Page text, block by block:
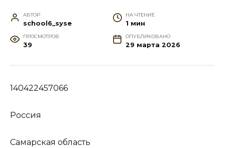
АВТОР
school6_syse
НА ЧТЕНИЕ
1 мин
ПРОСМОТРОВ
39
ОПУБЛИКОВАНО
29 марта 2026
140422457066
Россия
Самарская область